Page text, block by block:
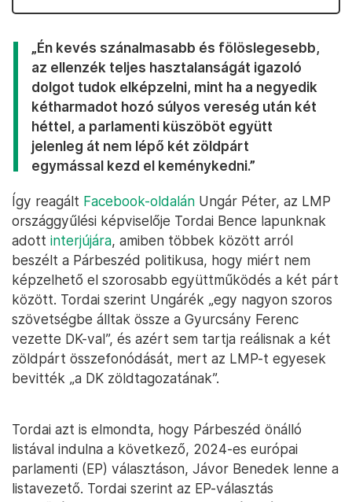
„Én kevés szánalmasabb és fölöslegesebb,
az ellenzék teljes hasztalanságát igazoló
dolgot tudok elképzelni, mint ha a negyedik
kétharmadot hozó súlyos vereség után két
héttel, a parlamenti küszöböt együtt
jelenleg át nem lépő két zöldpárt
egymással kezd el keménykedni.”
Így reagált Facebook-oldalán Ungár Péter, az LMP
országgyűlési képviselője Tordai Bence lapunknak
adott interjújára, amiben többek között arról
beszélt a Párbeszéd politikusa, hogy miért nem
képzelhető el szorosabb együttműködés a két párt
között. Tordai szerint Ungárék „egy nagyon szoros
szövetségbe álltak össze a Gyurcsány Ferenc
vezette DK-val”, és azért sem tartja reálisnak a két
zöldpárt összefonódását, mert az LMP-t egyesek
bevitték „a DK zöldtagozatának”.
Tordai azt is elmondta, hogy Párbeszéd önálló
listával indulna a következő, 2024-es európai
parlamenti (EP) választáson, Jávor Benedek lenne a
listavezető. Tordai szerint az EP-választás